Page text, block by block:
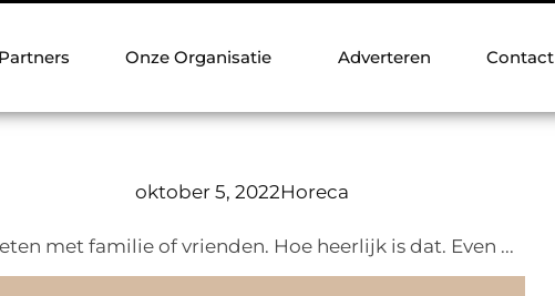
Partners Onze Organisatie Adverteren Contact
oktober 5, 2022Horeca
met familie of vrienden. Hoe heerlijk is dat. Even ...